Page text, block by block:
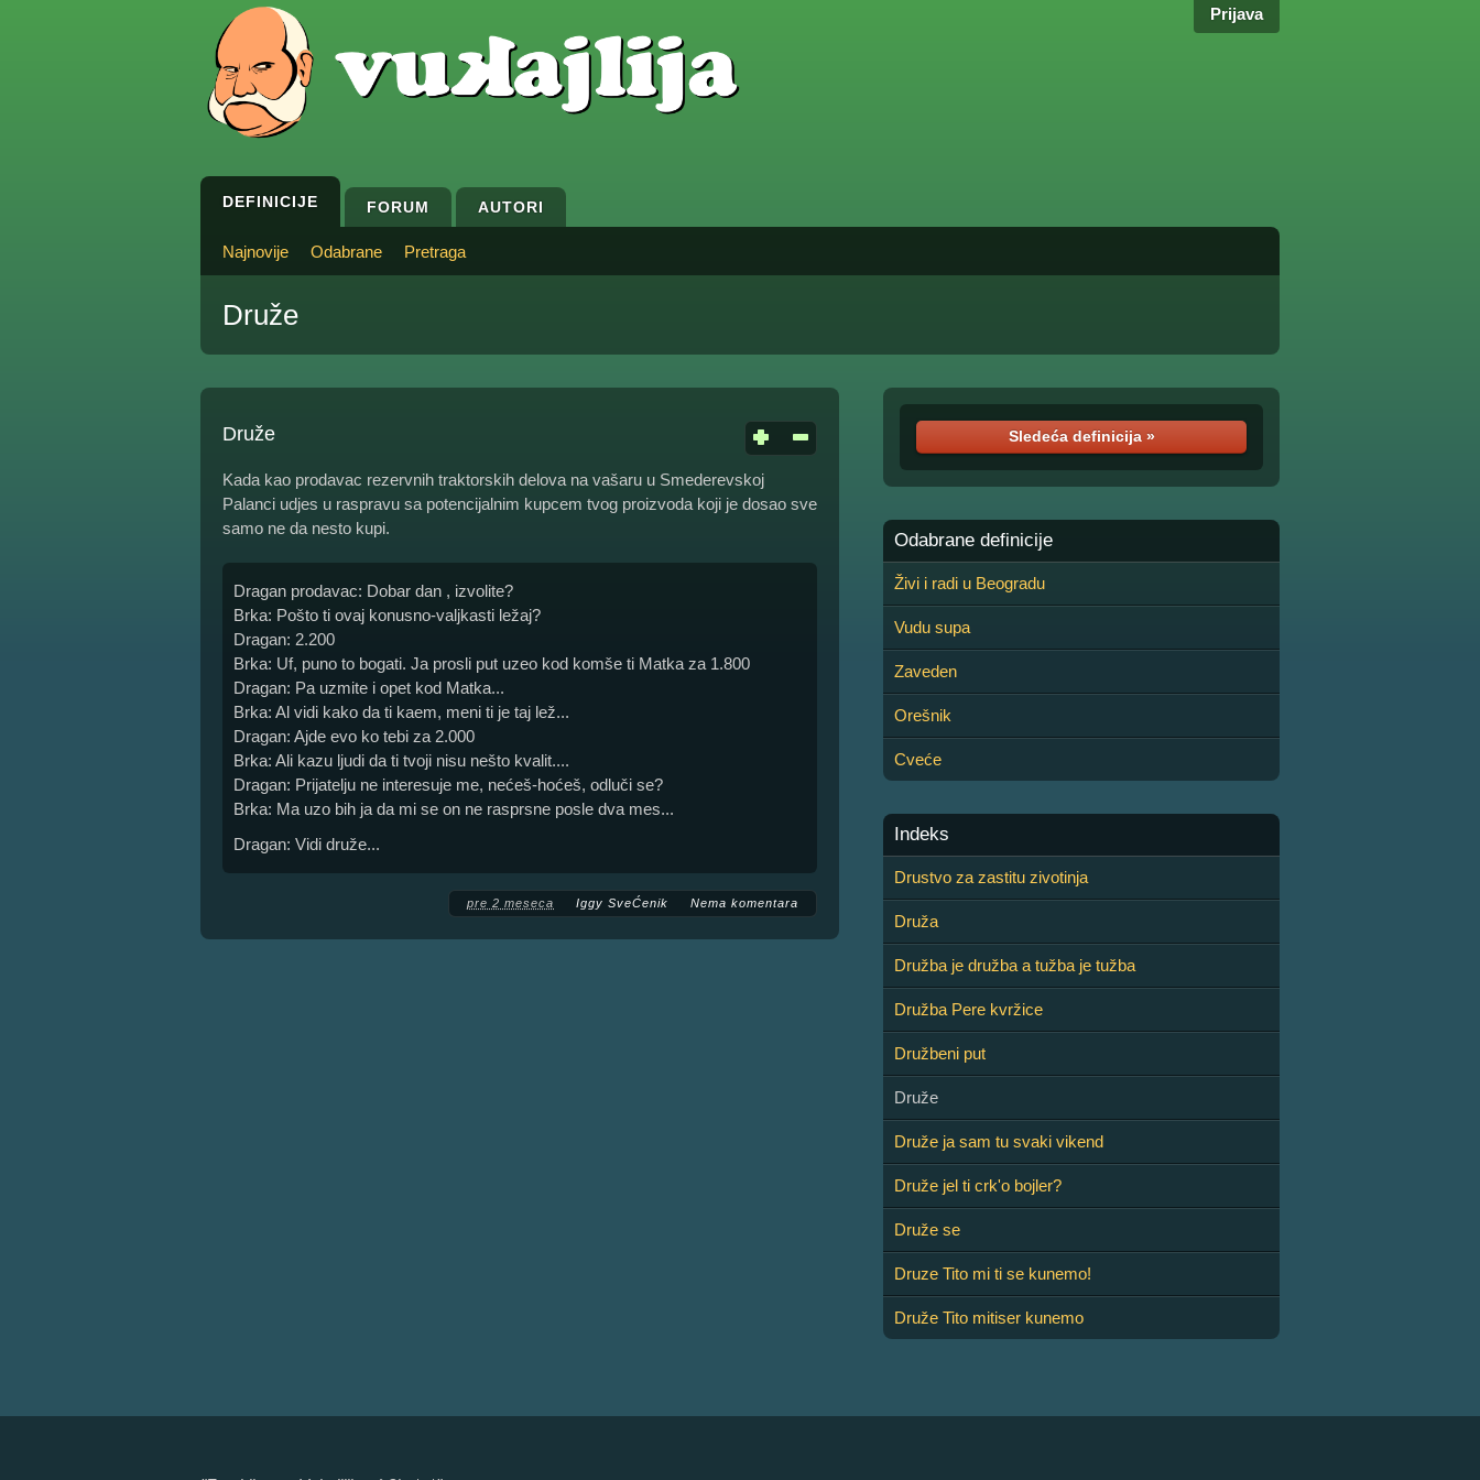
Prijava
DEFINICIJE FORUM AUTORI
Najnovije Odabrane Pretraga
Druže
Druže
Kada kao prodavac rezervnih traktorskih delova na vašaru u Smederevskoj
Palanci udjes u raspravu sa potencijalnim kupcem tvog proizvoda koji je dosao sve
samo ne da nesto kupi.
Dragan prodavac: Dobar dan , izvolite?
Brka: Pošto ti ovaj konusno-valjkasti ležaj?
Dragan: 2.200
Brka: Uf, puno to bogati. Ja prosli put uzeo kod komše ti Matka za 1.800
Dragan: Pa uzmite i opet kod Matka...
Brka: Al vidi kako da ti kaem, meni ti je taj lež...
Dragan: Ajde evo ko tebi za 2.000
Brka: Ali kazu ljudi da ti tvoji nisu nešto kvalit....
Dragan: Prijatelju ne interesuje me, nećeš-hoćeš, odluči se?
Brka: Ma uzo bih ja da mi se on ne rasprsne posle dva mes...
Dragan: Vidi druže...
pre 2 meseca Iggy SveĆenik Nema komentara
Sledeća definicija »
Odabrane definicije
Živi i radi u Beogradu
Vudu supa
Zaveden
Orešnik
Cveće
Indeks
Drustvo za zastitu zivotinja
Druža
Družba je družba a tužba je tužba
Družba Pere kvržice
Družbeni put
Druže
Druže ja sam tu svaki vikend
Druže jel ti crk'o bojler?
Druže se
Druze Tito mi ti se kunemo!
Druže Tito mitiser kunemo